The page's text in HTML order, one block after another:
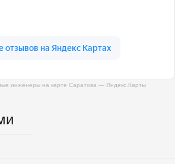
инженеры на карте Саратова — Яндекс.Карты